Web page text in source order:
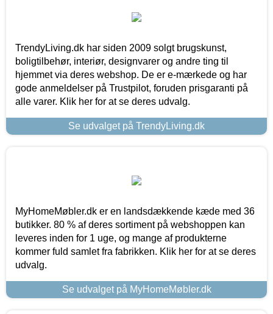
TrendyLiving.dk har siden 2009 solgt brugskunst,
boligtilbehør, interiør, designvarer og andre ting til
hjemmet via deres webshop. De er e-mærkede og har
gode anmeldelser på Trustpilot, foruden prisgaranti på
alle varer. Klik her for at se deres udvalg.
Se udvalget på TrendyLiving.dk
MyHomeMøbler.dk er en landsdækkende kæde med 36
butikker. 80 % af deres sortiment på webshoppen kan
leveres inden for 1 uge, og mange af produkterne
kommer fuld samlet fra fabrikken. Klik her for at se deres
udvalg.
Se udvalget på MyHomeMøbler.dk